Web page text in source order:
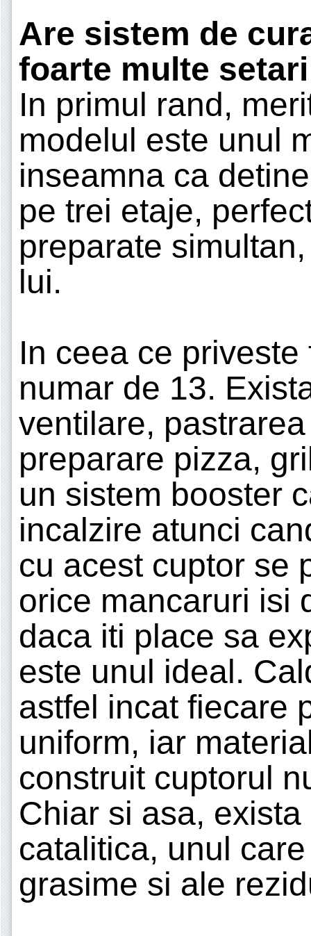
Are sistem de
foarte multe setari
In primul rand,
modelul este unul
inseamna ca
pe trei etaje,
preparate
lui.
In ceea ce
numar de 13.
ventilare,
preparare pizza,
un sistem booster
incalzire atunci
cu acest cuptor se
orice mancaruri isi
daca iti place sa
este unul ideal.
astfel incat fiecare
uniform, iar
construit cuptorul
Chiar si asa,
catalitica, unul
grasime si ale